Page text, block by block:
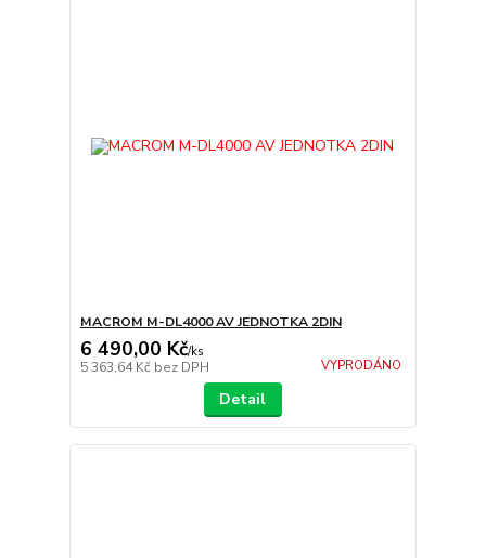
MACROM M-DL4000 AV JEDNOTKA 2DIN
6 490,00 Kč/ks
5 363,64 Kč bez DPH VYPRODÁNO
Detail